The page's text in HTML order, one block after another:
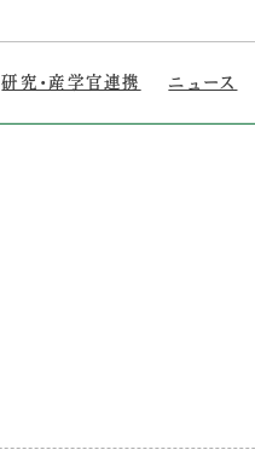
研究・産学官連携 ニュース